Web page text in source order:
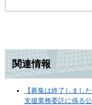
関連情報
【募集は終了しまし
支援業務委託に係る